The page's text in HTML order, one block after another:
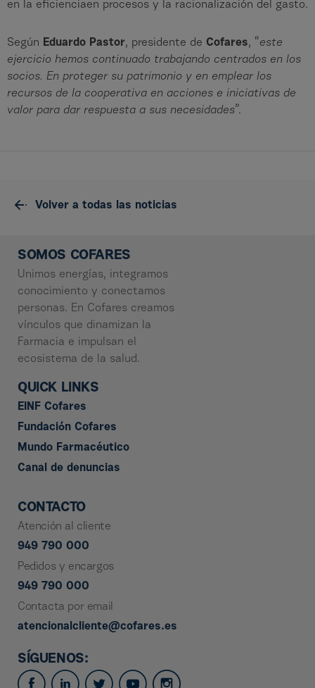
en la eficienciaen procesos y la racionalización del gasto.
Según Eduardo Pastor, presidente de Cofares, “este
ejercicio hemos continuado trabajando centrados en los
socios. En proteger su patrimonio y en emplear los
recursos de la cooperativa en acciones e iniciativas de
valor para dar respuesta a sus necesidades”.
Volver a todas las noticias
SOMOS COFARES
Unimos energías, integramos
conocimiento y conectamos
personas. En Cofares creamos
vínculos que dinamizan la
Farmacia e impulsan el
ecosistema de la salud.
QUICK LINKS
EINF Cofares
Fundación Cofares
Mundo Farmacéutico
Canal de denuncias
CONTACTO
Atención al cliente
949 790 000
Pedidos y encargos
949 790 000
Contacta por email
atencionalcliente@cofares.es
SÍGUENOS: